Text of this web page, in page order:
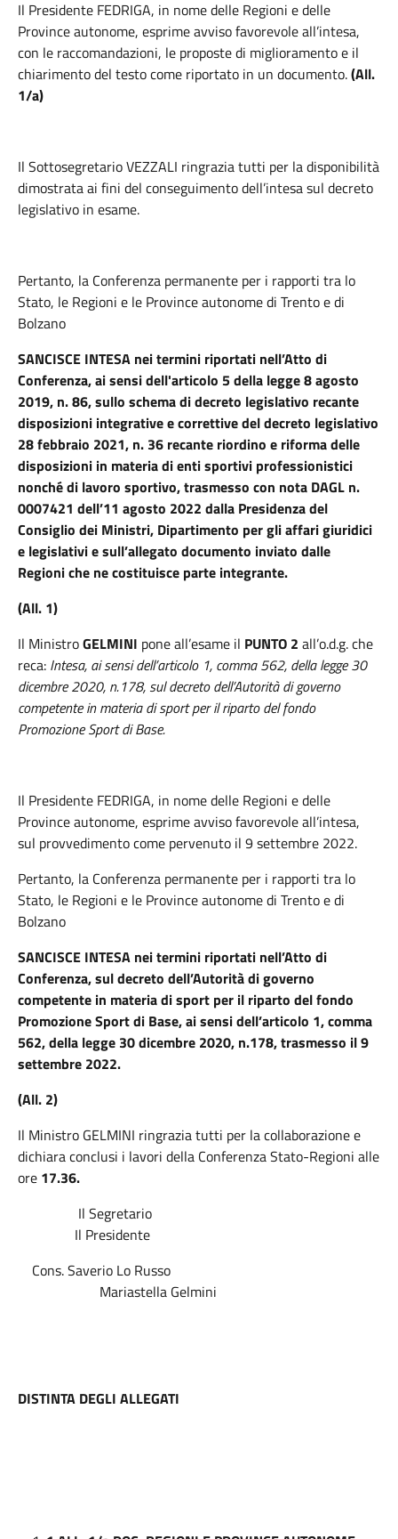
Il Presidente FEDRIGA, in nome delle Regioni e delle
Province autonome, esprime avviso favorevole all’intesa,
con le raccomandazioni, le proposte di miglioramento e il
chiarimento del testo come riportato in un documento.(All.
1/a)
Il Sottosegretario VEZZALI ringrazia tutti per la disponibilità
dimostrata ai fini del conseguimento dell’intesa sul decreto
legislativo in esame.
Pertanto, la Conferenza permanente per i rapporti tra lo
Stato, le Regioni e le Province autonome di Trento e di
Bolzano
SANCISCE INTESA nei termini riportati nell’Atto di
Conferenza, ai sensi dell'articolo 5 della legge 8 agosto
2019, n. 86, sullo schema di decreto legislativo recante
disposizioni integrative e correttive del decreto legislativo
28 febbraio 2021, n. 36 recante riordino e riforma delle
disposizioni in materia di enti sportivi professionistici
nonché di lavoro sportivo, trasmesso con nota DAGL n.
0007421 dell’11 agosto 2022 dalla Presidenza del
Consiglio dei Ministri, Dipartimento per gli affari giuridici
e legislativi e sull’allegato documento inviato dalle
Regioni che ne costituisce parte integrante.
(All. 1)
Il MinistroGELMINI pone all’esame il PUNTO 2 all’o.d.g. che
reca: Intesa, ai sensi dell’articolo 1, comma 562, della legge 30
dicembre 2020, n.178, sul decreto dell’Autorità di governo
competente in materia di sport per il riparto del fondo
Promozione Sport di Base.
Il Presidente FEDRIGA, in nome delle Regioni e delle
Province autonome, esprime avviso favorevole all’intesa,
sul provvedimento come pervenuto il 9 settembre 2022.
Pertanto, la Conferenza permanente per i rapporti tra lo
Stato, le Regioni e le Province autonome di Trento e di
Bolzano
SANCISCE INTESA nei termini riportati nell’Atto di
Conferenza, sul decreto dell’Autorità di governo
competente in materia di sport per il riparto del fondo
Promozione Sport di Base, ai sensi dell’articolo 1, comma
562, della legge 30 dicembre 2020, n.178, trasmesso il 9
settembre 2022.
(All. 2)
Il Ministro GELMINI ringrazia tutti per la collaborazione e
dichiara conclusi i lavori della Conferenza Stato-Regioni alle
ore 17.36.
Il Segretario
Il Presidente
Cons. Saverio Lo Russo
Mariastella Gelmini
DISTINTA DEGLI ALLEGATI